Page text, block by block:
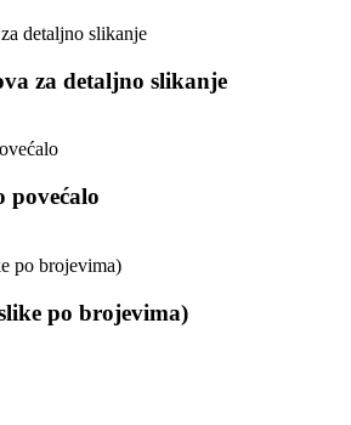
za detaljno slikanje
povećalo
po brojevima)